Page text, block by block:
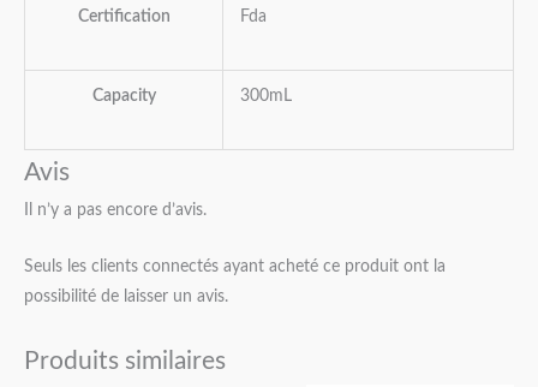
Certification Fda
Capacity 300mL
Avis
Il n’y a pas encore d’avis.
Seuls les clients connectés ayant acheté ce produit ont la
possibilité de laisser un avis.
Produits similaires